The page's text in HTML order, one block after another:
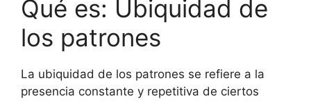
Qué es: Ubiquidad de
los patrones
La ubiquidad de los patrones se refiere a la
presencia constante y repetitiva de ciertos